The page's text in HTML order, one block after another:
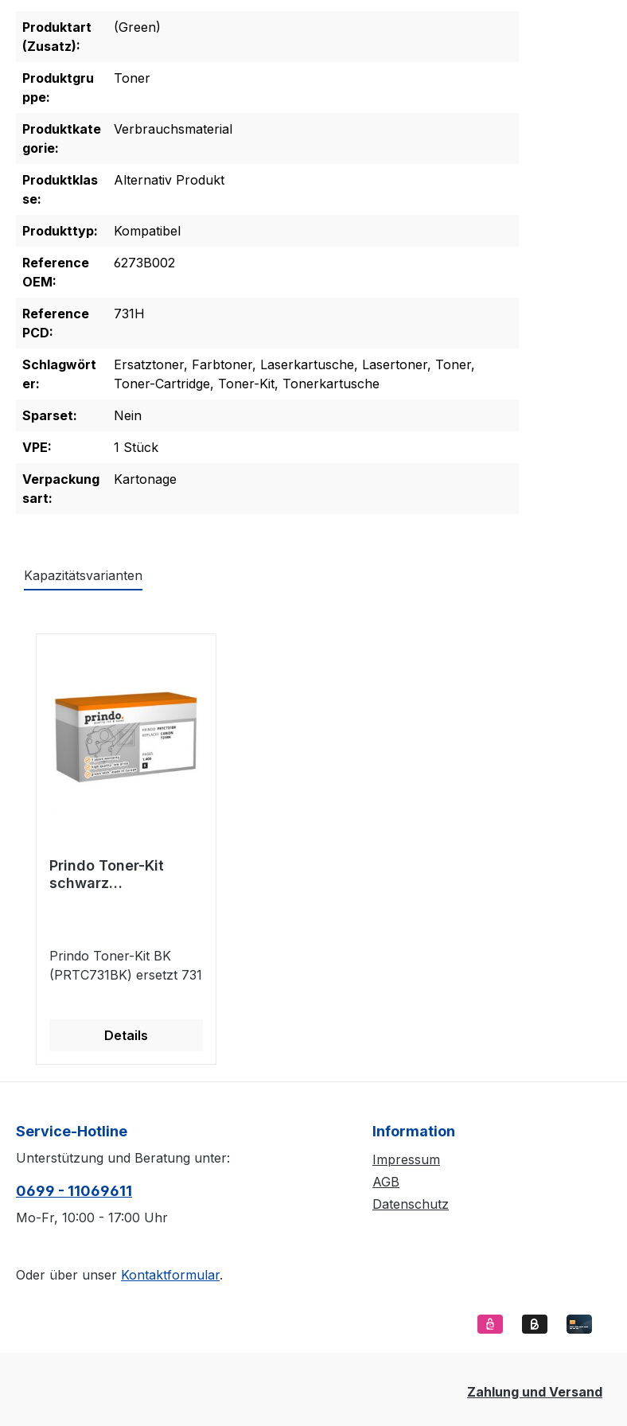
Produktart
(Zusatz):
(Green)
Produktgru
ppe:
Toner
Produktkate
gorie:
Verbrauchsmaterial
Produktklas
se:
Alternativ Produkt
Produkttyp:
Kompatibel
Reference
OEM:
6273B002
Reference
PCD:
731H
Schlagwört
er:
Ersatztoner, Farbtoner, Laserkartusche, Lasertoner, Toner,
Toner-Cartridge, Toner-Kit, Tonerkartusche
Sparset:
Nein
VPE:
1 Stück
Verpackung
sart:
Kartonage
Kapazitätsvarianten
Prindo Toner-Kit
schwarz
Prindo Toner-Kit BK
(PRTC731BK) ersetzt 731
Details
Service-Hotline
Unterstützung und Beratung unter:
0699 - 11069611
Mo-Fr, 10:00 - 17:00 Uhr
Oder über unser Kontaktformular.
Information
Impressum
AGB
Datenschutz
Zahlung und Versand